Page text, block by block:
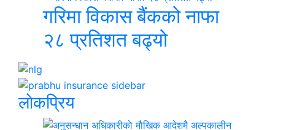
गरिमा विकास बैंकको नाफा
२८ प्रतिशत बढ्यो
लाेकप्रिय